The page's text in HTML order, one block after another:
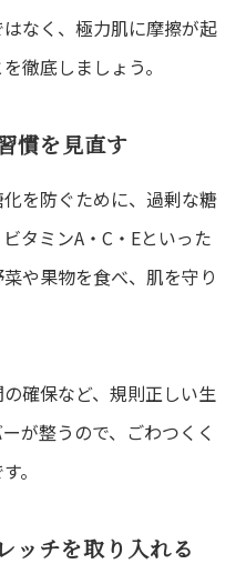
なく、極力肌に摩擦が起
徹底しましょう。
慣を見直す
を防ぐために、過剰な糖
タミンA・C・Eといった
や果物を食べ、肌を守り
確保など、規則正しい生
が整うので、ごわつくく
。
ッチを取り入れる